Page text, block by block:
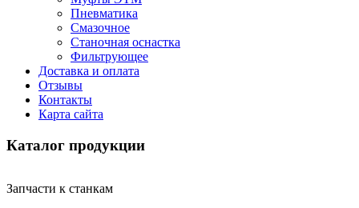
Пневматика
Смазочное
Станочная оснастка
Фильтрующее
Доставка и оплата
Отзывы
Контакты
Карта сайта
Каталог продукции
Запчасти к станкам